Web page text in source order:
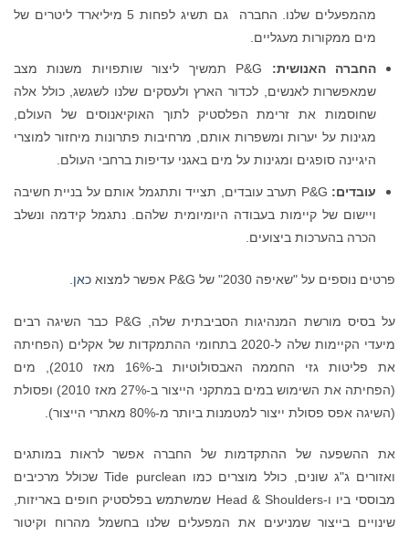
מהמפעלים שלנו. החברה גם תשיג לפחות 5 מיליארד ליטרים של
מים ממקורות מעגליים.
החברה האנושית:
P&G תמשיך ליצור שותפויות משנות מצב
שמאפשרות לאנשים, לכדור הארץ ולעסקים שלנו לשגשג, כולל אלה
שחוסמות את זרימת הפלסטיק לתוך האוקיאנוסים של העולם,
מגינות על יערות ומשפרות אותם, מרחיבות פתרונות מיחזור למוצרי
היגיינה סופגים ומגינות על מים באגני עדיפות ברחבי העולם.
עובדים:
P&G תערב עובדים, תצייד ותתגמל אותם על בניית חשיבה
ויישום של קיימות בעבודה היומיומית שלהם. נתגמל קידמה ונשלב
הכרה בהערכות ביצועים.
פרטים נוספים על "שאיפה 2030" של P&G אפשר למצוא כאן
על בסיס מורשת המנהיגות הסביבתית שלה, P&G כבר השיגה רבים
מיעדי הקיימות שלה ל-2020 בתחומי ההתמקדות של אקלים (הפחיתה
את פליטות גזי החממה האבסולוטיות ב-16% מאז 2010), מים
(הפחיתה את השימוש במים במתקני הייצור ב-27% מאז 2010) ופסולת
(השיגה אפס פסולת ייצור למטמנות ביותר מ-80% מאתרי הייצור).
את ההשפעה של ההתקדמות של החברה אפשר לראות במותגים
ואזורים ג"ג שונים, כולל מוצרים כמו Tide purclean שכולל מרכיבים
מבוססי ביו ו-Head & Shoulders שמשתמש בפלסטיק חופים באריזות,
שינויים בייצור שמניעים את המפעלים שלנו בחשמל מהרוח וקיטור